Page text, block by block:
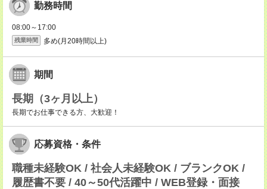
勤務時間
08:00～17:00
残業時間 多め(月20時間以上)
期間
長期（3ヶ月以上）
長期でお仕事できる方、大歓迎！
応募資格・条件
職種未経験OK / 社会人未経験OK / ブランクOK /
履歴書不要 / 40～50代活躍中 / WEB登録・面接